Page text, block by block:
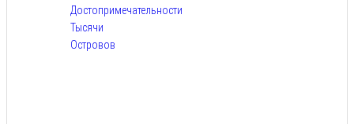
Достопримечательности
Тысячи
Островов